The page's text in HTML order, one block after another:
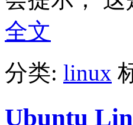
全文
分类: linux
Ubuntu